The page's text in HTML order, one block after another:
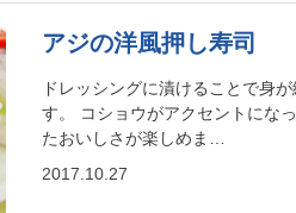
アジの洋風押し寿司
ドレッシングに漬けることで身
す。 コショウがアクセントにな
たおいしさが楽しめま…
2017.10.27